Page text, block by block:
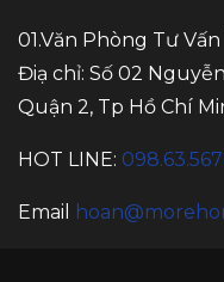
01.Văn Phòng Tư
Điạ chỉ: Số 02
Quận 2, Tp Hồ Chí
HOT LINE:
Email